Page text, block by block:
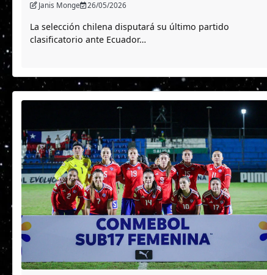
Janis Monge 26/05/2026
La selección chilena disputará su último partido
clasificatorio ante Ecuador…